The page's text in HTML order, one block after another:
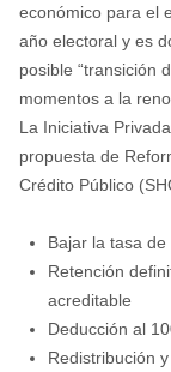
económico para el
año electoral y es
posible “transición
momentos a la
La Iniciativa
propuesta de
Crédito Público
Bajar la tasa
Retención
acreditable
Deducción al
Redistribución